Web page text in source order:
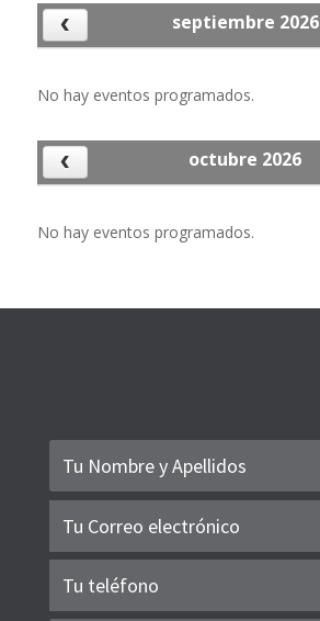
septiembre 2026
No hay eventos programados.
octubre 2026
No hay eventos programados.